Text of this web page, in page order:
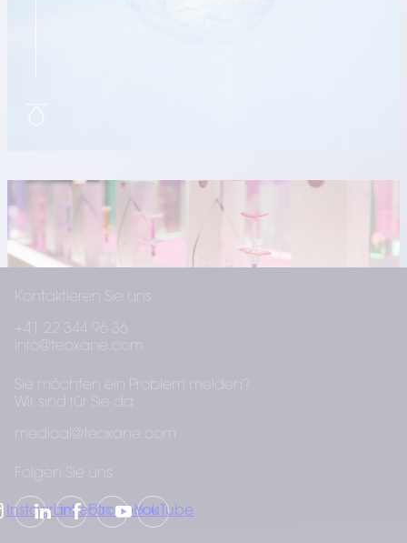
Folgen Sie uns
InstagramLinkedInFacebookYouTube
Kontaktieren Sie uns
+41 22 344 96 36
info@teoxane.com
Sie möchten ein Problem melden?
Wir sind für Sie da
medical@teoxane.com